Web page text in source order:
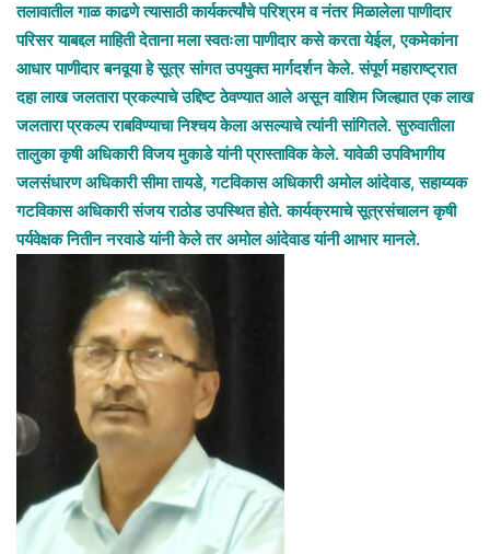
तलावातील गाळ काढणे त्यासाठी कार्यकर्त्यांचे परिश्रम व नंतर मिळालेला पाणीदार
परिसर याबद्दल माहिती देताना मला स्वतःला पाणीदार कसे करता येईल, एकमेकांना
आधार पाणीदार बनवूया हे सूत्र सांगत उपयुक्त मार्गदर्शन केले. संपूर्ण महाराष्ट्रात
दहा लाख जलतारा प्रकल्पाचे उद्दिष्ट ठेवण्यात आले असून वाशिम जिल्ह्यात एक लाख
जलतारा प्रकल्प राबविण्याचा निश्चय केला असल्याचे त्यांनी सांगितले. सुरुवातीला
तालुका कृषी अधिकारी विजय मुकाडे यांनी प्रास्ताविक केले. यावेळी उपविभागीय
जलसंधारण अधिकारी सीमा तायडे, गटविकास अधिकारी अमोल आंदेवाड, सहाय्यक
गटविकास अधिकारी संजय राठोड उपस्थित होते. कार्यक्रमाचे सूत्रसंचालन कृषी
पर्यवेक्षक नितीन नरवाडे यांनी केले तर अमोल आंदेवाड यांनी आभार मानले.